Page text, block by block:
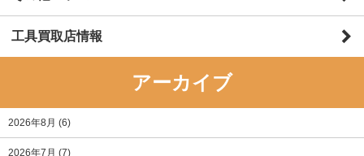
工具買取店情報
アーカイブ
2026年8月 (6)
2026年7月 (7)